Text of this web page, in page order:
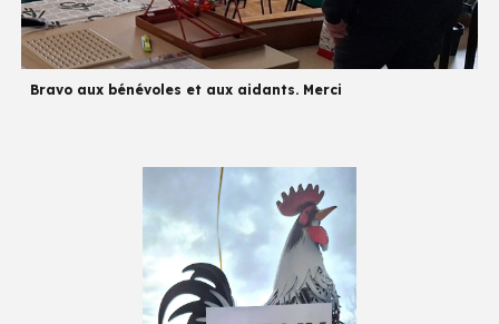
Bravo aux bénévoles et aux aidants. Merci